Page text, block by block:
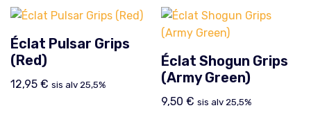
Éclat Pulsar Grips
(Red)
12,95 € sis alv 25,5%
Éclat Shogun Grips
(Army Green)
9,50€ sis alv 25,5%